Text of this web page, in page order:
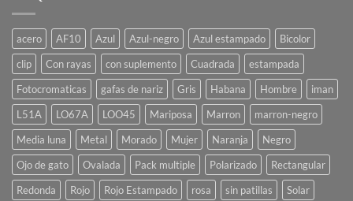
acero AF10 Azul Azul-negro Azul estampado
Bicolor
clip
Con rayas con suplemento Cuadrada
estampada
Fotocromaticas
gafas de nariz Gris Habana Hombre
iman
L51A
LO67A LOO45 Mariposa Marron
marron-negro
Media luna
Metal Morado Mujer Naranja
Negro
Ojo de gato
Ovalada Pack multiple Polarizado
Rectangular
Redonda
Rojo Rojo Estampado rosa sin patillas
Solar